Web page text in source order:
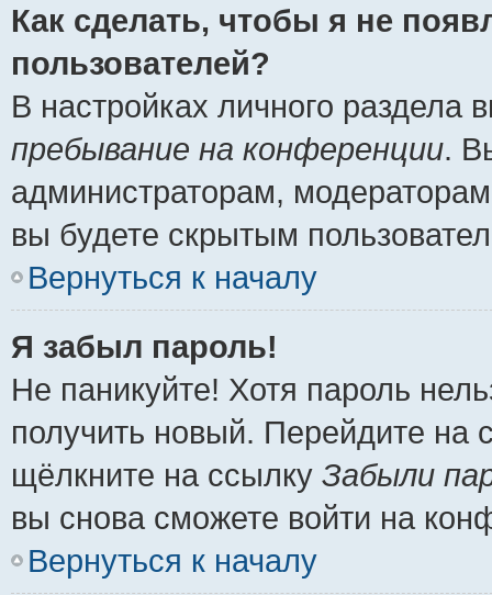
Как сделать, чтобы я не
пользователей?
В настройках личного
пребывание на конференции.
администраторам,
вы будете скрытым
Вернуться к началу
Я забыл пароль!
Не паникуйте! Хотя пароль
получить новый. Перейдите на
щёлкните на ссылку Забыли
вы снова сможете войти на
Вернуться к началу